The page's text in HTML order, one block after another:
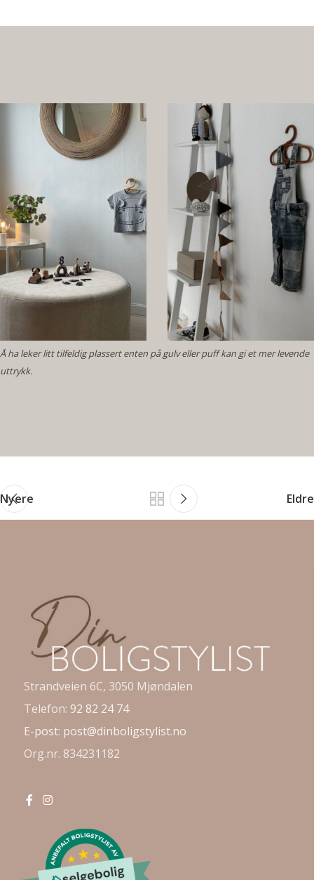
Å ha leker litt tilfeldig plassert enten på gulv eller puff kan gi et mer levende
uttrykk.
Nyere Eldre
Strandveien 6C, 3050 Mjøndalen
Telefon: 92 82 24 74
E-post: post@dinboligstylist.no
Org.nr. 834231182